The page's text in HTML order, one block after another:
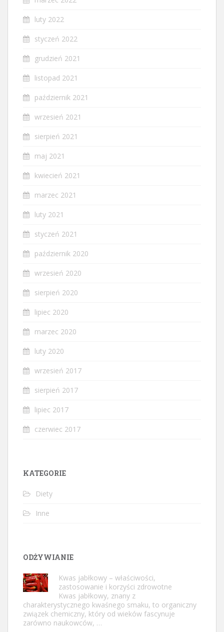
luty 2022
styczeń 2022
grudzień 2021
listopad 2021
październik 2021
wrzesień 2021
sierpień 2021
maj 2021
kwiecień 2021
marzec 2021
luty 2021
styczeń 2021
październik 2020
wrzesień 2020
sierpień 2020
lipiec 2020
marzec 2020
luty 2020
wrzesień 2017
sierpień 2017
lipiec 2017
czerwiec 2017
KATEGORIE
Diety
Inne
ODŻYWIANIE
Kwas jabłkowy – właściwości,
zastosowanie i korzyści zdrowotne
Kwas jabłkowy, znany z
charakterystycznego kwaśnego smaku, to organiczny
związek chemiczny, który od wieków fascynuje
zarówno naukowców, …